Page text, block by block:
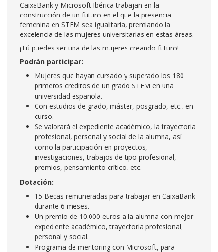
CaixaBank y Microsoft Ibérica trabajan en la
construcción de un futuro en el que la presencia
femenina en STEM sea igualitaria, premiando la
excelencia de las mujeres universitarias en estas áreas.
¡Tú puedes ser una de las mujeres creando futuro!
Podrán participar:
Mujeres que hayan cursado y superado los 180
primeros créditos de un grado STEM en una
universidad española.
Con estudios de grado, máster, posgrado, etc., en
curso.
Se valorará el expediente académico, la trayectoria
profesional, personal y social de la alumna, así
como la participación en proyectos,
investigaciones, trabajos de tipo profesional,
premios, pensamiento crítico, etc.
Dotación:
15 Becas remuneradas para trabajar en CaixaBank
durante 6 meses.
Un premio de 10.000 euros a la alumna con mejor
expediente académico, trayectoria profesional,
personal y social.
Programa de mentoring con Microsoft, para